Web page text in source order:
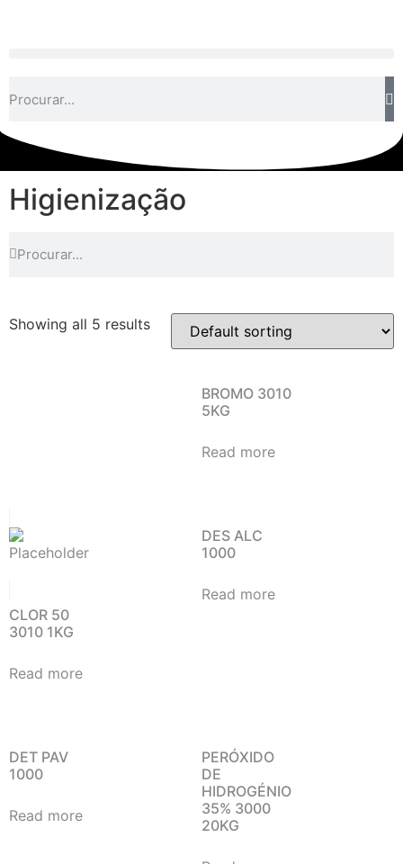
Higienização
Showing all 5 results
BROMO 3010
5KG
Read more
CLOR 50
3010 1KG
Read more
DES ALC
1000
Read more
DET PAV
1000
Read more
PERÓXIDO
DE
HIDROGÉNIO
35% 3000
20KG